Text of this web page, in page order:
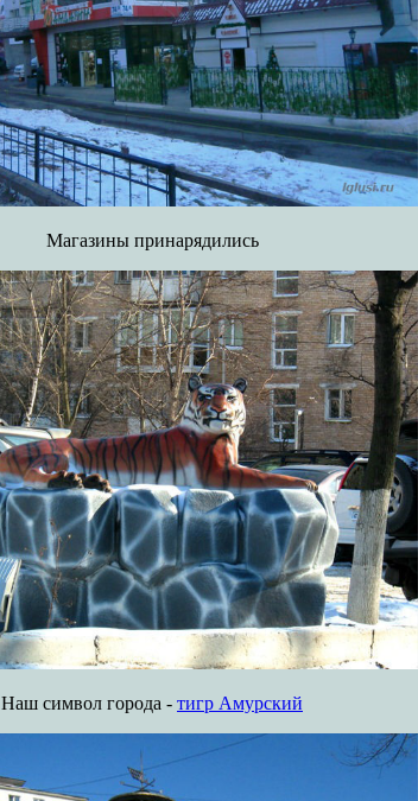
Магазины принарядились
Наш символ города - тигр Амурский